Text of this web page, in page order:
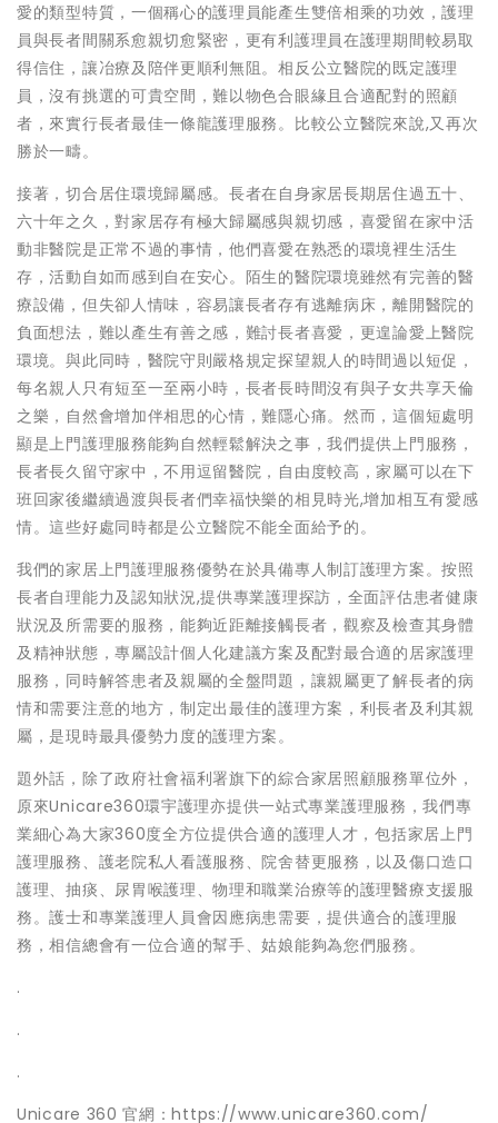
愛的類型特質，一個稱心的護理員能產生雙倍相乘的功效，護理
員與長者間關系愈親切愈緊密，更有利護理員在護理期間較易取
得信住，讓冶療及陪伴更順利無阻。相反公立醫院的既定護理
員，沒有挑選的可貴空間，難以物色合眼緣且合適配對的照顧
者，來實行長者最佳一條龍護理服務。比較公立醫院來說,又再次
勝於一疇。
接著，切合居住環境歸屬感。長者在自身家居長期居住過五十、
六十年之久，對家居存有極大歸屬感與親切感，喜愛留在家中活
動非醫院是正常不過的事情，他們喜愛在熟悉的環境裡生活生
存，活動自如而感到自在安心。陌生的醫院環境雖然有完善的醫
療設備，但失卻人情味，容易讓長者存有逃離病床，離開醫院的
負面想法，難以產生有善之感，難討長者喜愛，更遑論愛上醫院
環境。與此同時，醫院守則嚴格規定探望親人的時間過以短促，
每名親人只有短至一至兩小時，長者長時間沒有與子女共享天倫
之樂，自然會增加伴相思的心情，難隱心痛。然而，這個短處明
顯是上門護理服務能夠自然輕鬆解決之事，我們提供上門服務，
長者長久留守家中，不用逗留醫院，自由度較高，家屬可以在下
班回家後繼續過渡與長者們幸福快樂的相見時光,增加相互有愛感
情。這些好處同時都是公立醫院不能全面給予的。
我們的家居上門護理服務優勢在於具備專人制訂護理方案。按照
長者自理能力及認知狀況,提供專業護理探訪，全面評估患者健康
狀況及所需要的服務，能夠近距離接觸長者，觀察及檢查其身體
及精神狀態，專屬設計個人化建議方案及配對最合適的居家護理
服務，同時解答患者及親屬的全盤問題，讓親屬更了解長者的病
情和需要注意的地方，制定出最佳的護理方案，利長者及利其親
屬，是現時最具優勢力度的護理方案。
題外話，除了政府社會福利署旗下的綜合家居照顧服務單位外，
原來Unicare360環宇護理亦提供一站式專業護理服務，我們專
業細心為大家360度全方位提供合適的護理人才，包括家居上門
護理服務、護老院私人看護服務、院舍替更服務，以及傷口造口
護理、抽痰、尿胃喉護理、物理和職業治療等的護理醫療支援服
務。護士和專業護理人員會因應病患需要，提供適合的護理服
務，相信總會有一位合適的幫手、姑娘能夠為您們服務。
.
.
.
Unicare 360 官網：https://www.unicare360.com/